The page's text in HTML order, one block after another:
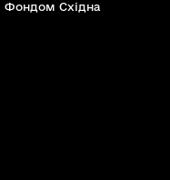
Фондом Східна